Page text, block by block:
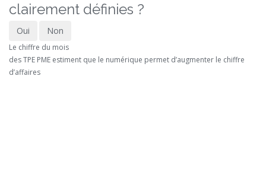
clairement définies ?
Oui Non
Le chiffre du mois
des TPE PME estiment que le numérique permet d’augmenter le chiffre
d’affaires